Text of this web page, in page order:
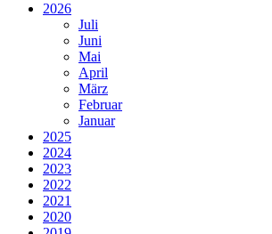
2026
Juli
Juni
Mai
April
März
Februar
Januar
2025
2024
2023
2022
2021
2020